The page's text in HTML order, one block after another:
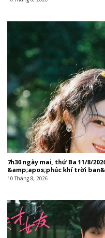
7h30 ngày mai, thứ Ba 11/8/
&amp;apos;phúc khí trời
10 Tháng 8, 2026